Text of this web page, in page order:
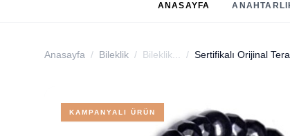
ANASAYFA
Anasayfa / Bileklik / Bileklik... / Sertifikalı Orijinal
KAMPANYALI ÜRÜN